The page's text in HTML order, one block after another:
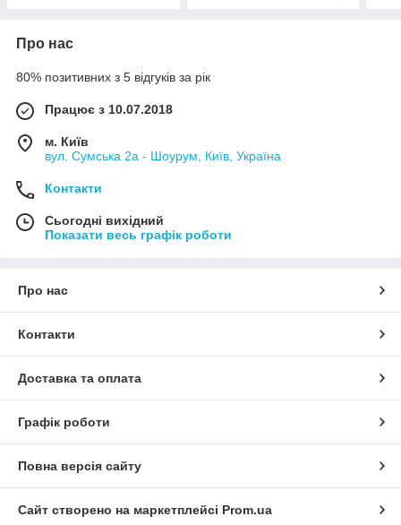
Про нас
80% позитивних з 5 відгуків за рік
Працює з 10.07.2018
м. Київ
вул. Сумська 2а - Шоурум, Київ, Україна
Контакти
Сьогодні вихідний
Показати весь графік роботи
Про нас
Контакти
Доставка та оплата
Графік роботи
Повна версія сайту
Сайт створено на маркетплейсі Prom.ua